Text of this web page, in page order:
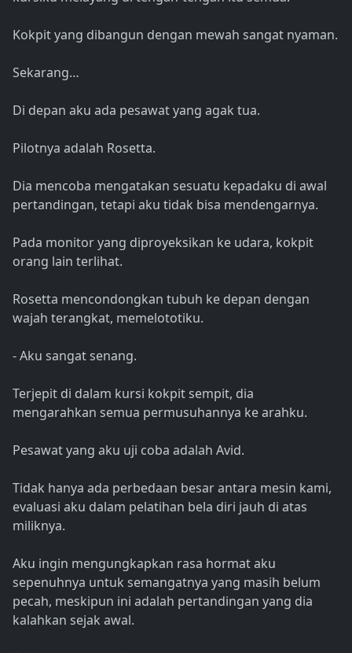
Kokpit yang dibangun dengan mewah sangat nyaman.
Sekarang…
Di depan aku ada pesawat yang agak tua.
Pilotnya adalah Rosetta.
Dia mencoba mengatakan sesuatu kepadaku di awal
pertandingan, tetapi aku tidak bisa mendengarnya.
Pada monitor yang diproyeksikan ke udara, kokpit
orang lain terlihat.
Rosetta mencondongkan tubuh ke depan dengan
wajah terangkat, memelototiku.
- Aku sangat senang.
Terjepit di dalam kursi kokpit sempit, dia
mengarahkan semua permusuhannya ke arahku.
Pesawat yang aku uji coba adalah Avid.
Tidak hanya ada perbedaan besar antara mesin kami,
evaluasi aku dalam pelatihan bela diri jauh di atas
miliknya.
Aku ingin mengungkapkan rasa hormat aku
sepenuhnya untuk semangatnya yang masih belum
pecah, meskipun ini adalah pertandingan yang dia
kalahkan sejak awal.